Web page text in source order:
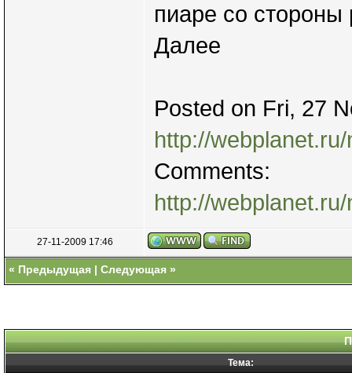
пиаре со стороны
Далее
Posted on Fri, 27
http://
Comments:
http://
27-11-2009 17:46
« Предыдущая | Следующая »
Тема: